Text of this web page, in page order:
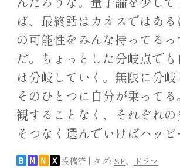
ば、最終話はカオスではあ
の可能性をみんな持ってる
だ。ちょっとした分岐点で
は分岐していく。無限に分岐
そのひとつに自分が乗って
観することなく、それぞれの
そつなく選んでいけばハッピ
B M N X 投稿済 | タグ: SF、 ドラマ